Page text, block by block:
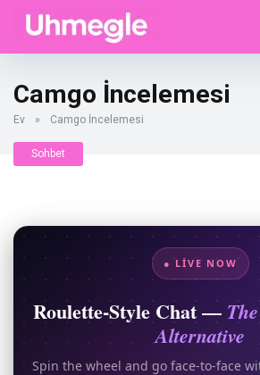
Camgo İncelemesi
Ev » Camgo İncelemesi
Sohbet
● LIVE NOW
Roulette-Style Chat —
Alternative
Spin the wheel and go face-to-face